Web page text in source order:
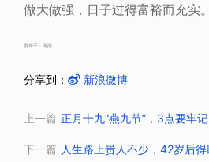
做大做强，日子过得富裕而充实。
发布于：海南
分享到： 新浪微博
上一篇 正月十九“燕九节”，3点要牢
下一篇 人生路上贵人不少，42岁后